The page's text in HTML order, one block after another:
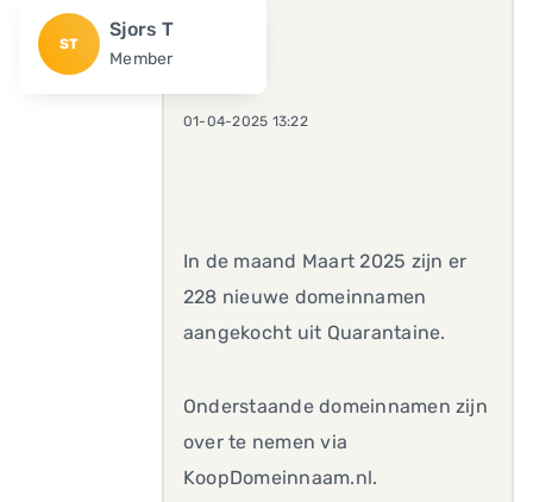
ST
Sjors T
Member
01-04-2025 13:22
In de maand Maart 2025 zijn er
228 nieuwe domeinnamen
aangekocht uit Quarantaine.
Onderstaande domeinnamen zijn
over te nemen via
KoopDomeinnaam.nl.